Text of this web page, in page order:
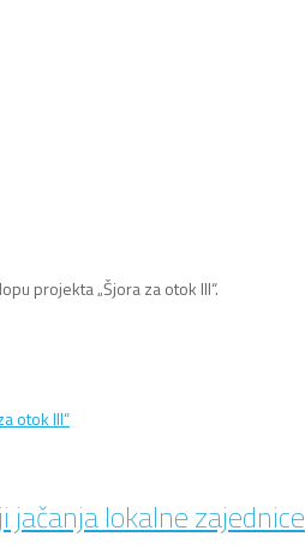
projekta „Šjora za otok III“.
otok III“
lokalne zajednice